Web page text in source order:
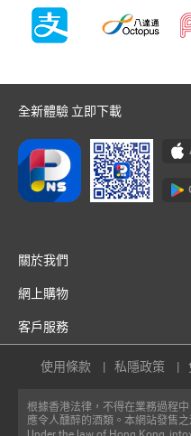
全新體驗 立即下載
關於我們
網上購物
客戶服務
根據香港法律，不得在業務過程
應令人醺醉的酒類。本網站發售
使用條款 私隱政策